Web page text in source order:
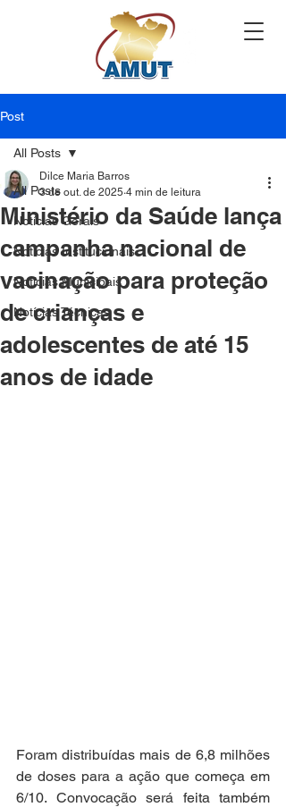
Post
All Posts
Notícias Gerais
Notícias Institucionais
Notícias Municipais
Notícias Técnicas
All Posts
Ministério da Saúde lança
campanha nacional de
vacinação para proteção
de crianças e
adolescentes de até 15
anos de idade
Dilce Maria Barros
3 de out. de 2025 4 min de leitura
Foram distribuídas mais de 6,8 milhões
de doses para a ação que começa em
6/10. Convocação será feita também